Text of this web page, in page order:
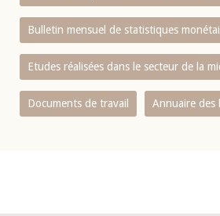
Bulletin mensuel de statistiques
Etudes réalisées dans le secteur de la
Documents de travail Annuaire des